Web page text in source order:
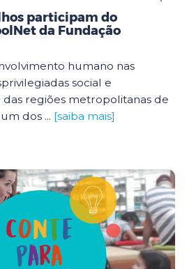
participam do
da Fundação
humano nas
social e
regiões metropolitanas de
dos ... [saiba mais]